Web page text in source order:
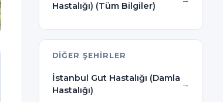
Hastalığı) (Tüm Bilgiler)
DIĞER ŞEHIRLER
İstanbul Gut Hastalığı (Damla
Hastalığı)